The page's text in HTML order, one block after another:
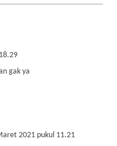
gak ya
2021 pukul 11.21